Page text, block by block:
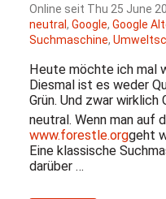
Online seit Thu 25 June
neutral, Google, Google
Suchmaschine,
Heute möchte ich mal
Diesmal ist es weder
Grün. Und zwar wirklich
neutral. Wenn man auf
www.forestle.orggeht
Eine klassische
darüber …